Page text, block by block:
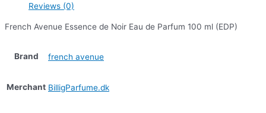
Reviews (0)
French Avenue Essence de Noir Eau de Parfum 100 ml (EDP)
Brand french avenue
Merchant BilligParfume.dk